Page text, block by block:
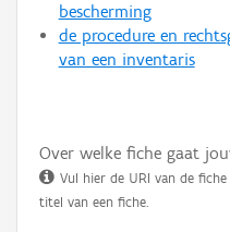
bescherming
de procedure en
van een inventaris
Over welke fiche gaat
Vul hier de URI van de
titel van een fiche.